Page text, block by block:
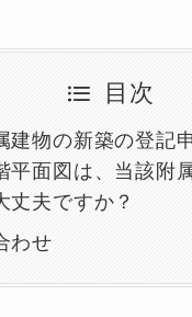
目次
物の新築の登記
平面図は、当該附
丈夫ですか？
わせ